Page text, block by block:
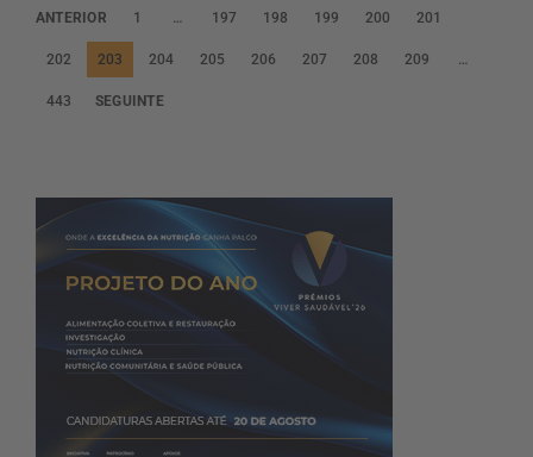
P
a
g
a
ç
ã
d
ANTERIOR 1 … 197 198 199 200 201
202 203 204 205 206 207 208 209 …
443 SEGUINTE